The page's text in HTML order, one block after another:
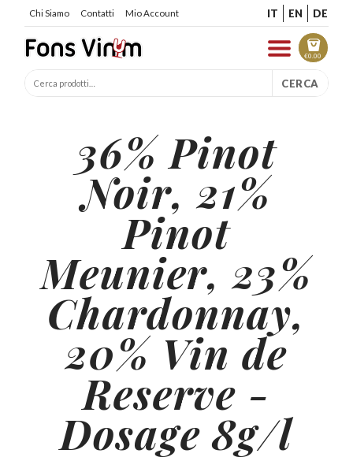
Chi Siamo Contatti Mio Account IT EN DE
€0.00
CERCA
36% Pinot
Noir, 21%
Pinot
Meunier, 23%
Chardonnay,
20% Vin de
Reserve -
Dosage 8g/l